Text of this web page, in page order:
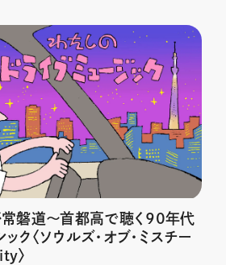
常磐道〜首都高で聴く90年代
ク〈ソウルズ・オブ・ミスチー
〉